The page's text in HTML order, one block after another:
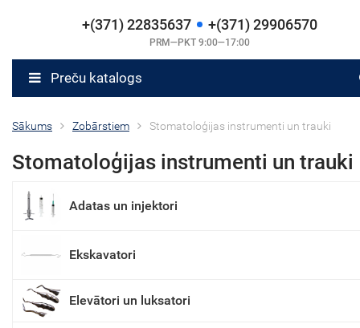
+(371) 22835637 +(371) 29906570
PRM—PKT 9:00—17:00
Preču katalogs
Sākums Zobārstiem Stomatoloģijas instrumenti un trauki
Stomatoloģijas instrumenti un trauki
Adatas un injektori
Ekskavatori
Elevātori un luksatori